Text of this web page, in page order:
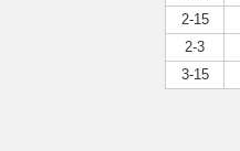
2-15
2-3
3-15